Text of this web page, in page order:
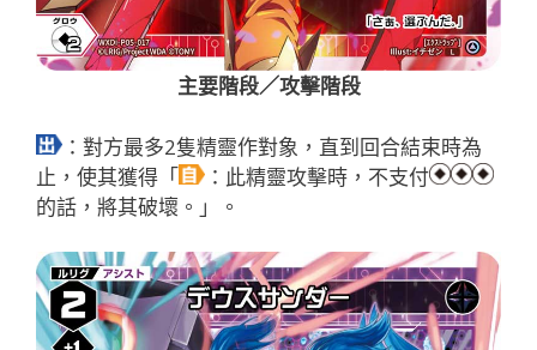
主要階段／攻擊階段
：對方最多2隻精靈作對象，直到回合結束時為
止，使其獲得「
：此精靈攻擊時，不支付
的話，將其破壞。」。